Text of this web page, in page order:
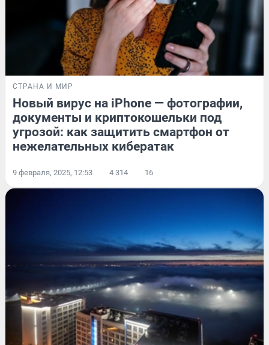
СТРАНА И МИР
Новый вирус на iPhone — фотографии,
документы и криптокошельки под
угрозой: как защитить смартфон от
нежелательных кибератак
9 февраля, 2025, 12:53 4 314 16